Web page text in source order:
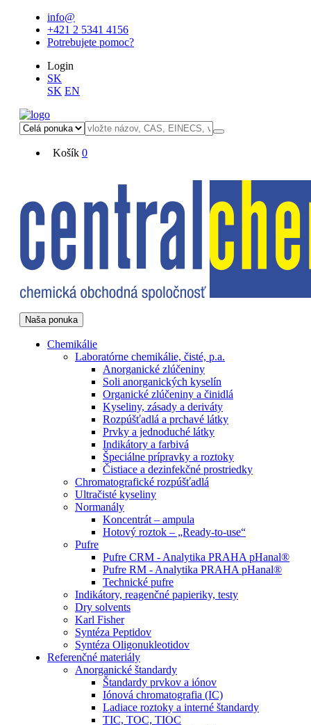
info@
+421 2 5341 4156
Potrebujete pomoc?
Login
SK
SK EN
Košík 0
Naša ponuka
Chemikálie
Laboratórne chemikálie, čisté, p.a.
Anorganické zlúčeniny
Soli anorganických kyselín
Organické zlúčeniny a činidlá
Kyseliny, zásady a deriváty
Rozpúšťadlá a prchavé látky
Prvky a jednoduché látky
Indikátory a farbivá
Špeciálne prípravky a roztoky
Čistiace a dezinfekčné prostriedky
Chromatografické rozpúšťadlá
Ultračisté kyseliny
Normanály
Koncentrát – ampula
Hotový roztok – „Ready-to-use“
Pufre
Pufre CRM - Analytika PRAHA pHanal®
Pufre RM - Analytika PRAHA pHanal®
Technické pufre
Indikátory, reagenčné papieriky, testy
Dry solvents
Karl Fisher
Syntéza Peptidov
Syntéza Oligonukleotidov
Referenčné materiály
Anorganické štandardy
Štandardy prvkov a iónov
Iónová chromatografia (IC)
Ladiace roztoky a interné štandardy
TIC, TOC, TIOC